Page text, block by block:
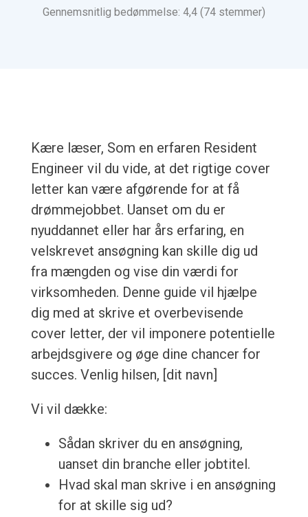
Gennemsnitlig bedømmelse: 4,4 (74 stemmer)
Kære læser, Som en erfaren Resident
Engineer vil du vide, at det rigtige cover
letter kan være afgørende for at få
drømmejobbet. Uanset om du er
nyuddannet eller har års erfaring, en
velskrevet ansøgning kan skille dig ud
fra mængden og vise din værdi for
virksomheden. Denne guide vil hjælpe
dig med at skrive et overbevisende
cover letter, der vil imponere potentielle
arbejdsgivere og øge dine chancer for
succes. Venlig hilsen, [dit navn]
Vi vil dække:
Sådan skriver du en ansøgning,
uanset din branche eller jobtitel.
Hvad skal man skrive i en ansøgning
for at skille sig ud?